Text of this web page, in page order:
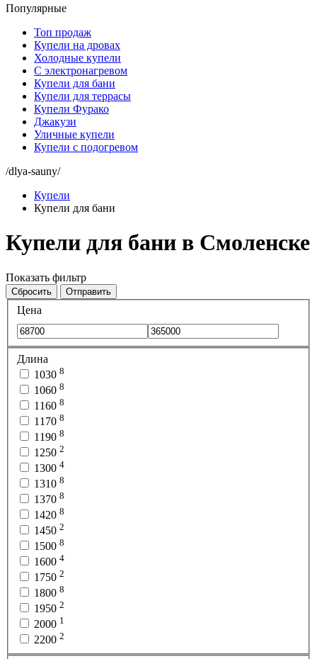
Популярные
Топ продаж
Купели на дровах
Холодные купели
С электронагревом
Купели для бани
Купели для террасы
Купели Фурако
Джакузи
Уличные купели
Купели с подогревом
/dlya-sauny/
Купели
Купели для бани
Купели для бани в Смоленске
Показать фильтр
Сбросить Отправить
Цена
Длина
1030 8
1060 8
1160 8
1170 8
1190 8
1250 2
1300 4
1310 8
1370 8
1420 8
1450 2
1500 8
1600 4
1750 2
1800 8
1950 2
2000 1
2200 2